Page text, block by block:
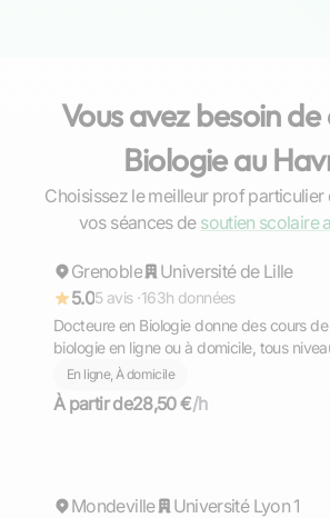
Vous avez besoin
Biologie au
Choisissez le meilleur prof
vos séances de soutien scolaire
Répond rapidement
Lucile
Grenoble
Université de Lille
5.05 avis ·163h données
Docteure en Biologie donne des cours
biologie en ligne ou à domicile, tous
En ligne, À domicile
À partir de28,50 €/h
Répond rapidement
Mondeville
Université Lyon 1